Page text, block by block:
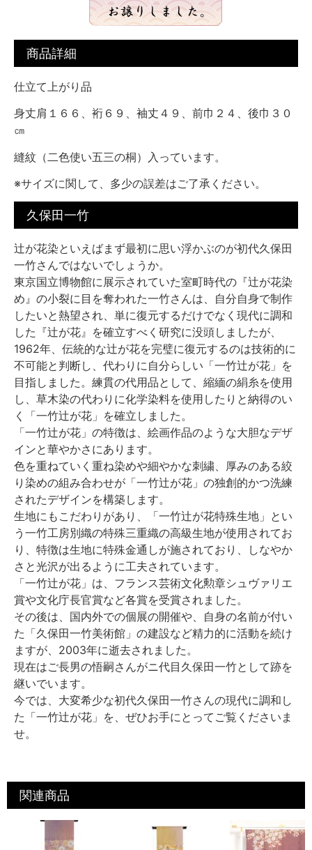
商品詳細
仕立て上がり品
身丈肩１６６、裄６９、袖丈４９、前巾２４、後巾３０
㎝
縫紋（二色使い五三の桐）入っています。
※サイズに関して、多少の誤差はご了承ください。
久保田一竹
辻が花染といえばまず最初に思い浮かぶのが初代久保田
一竹さんではないでしょうか。
東京国立博物館に展示されていた室町時代の『辻が花染
め』の小裂に目を奪われた一竹さんは、自分自身で制作
したいと熱望され、単に復元するだけでなく現代に調和
した『辻が花』を確立すべく研究に没頭しましたが、
1962年、伝統的な辻が花を完璧に復元するのは技術的に
不可能と判断し、代わりに自分らしい「一竹辻が花」を
目指しました。練貫の代用品として、縮緬の絹糸を使用
し、草木染の代わりに化学染料を使用したりと納得のい
く「一竹辻が花」を確立しました。
「一竹辻が花」の特徴は、絵画作品のような大胆なデザ
インと華やかさにあります。
色を重ねていく重ね染めや細やかな刺繍、厚みのある絞
り染めの組み合わせが「一竹辻が花」の独創的かつ洗練
されたデザインを構築します。
生地にもこだわりがあり、「一竹辻が花特殊生地」とい
う一竹工房別織の特殊三重織の高級生地が使用されてお
り、特徴は生地に特殊金通しが施されており、しなやか
さと光沢が出るように工夫されています。
「一竹辻が花」は、フランス芸術文化勲章シュヴァリエ
賞や文化庁長官賞など各賞を受賞されました。
その後は、国内外での個展の開催や、自身の名前が付い
た「久保田一竹美術館」の建設など精力的に活動を続け
ますが、2003年に逝去されました。
現在はご長男の悟嗣さんがニ代目久保田一竹として跡を
継いでいます。
今では、大変希少な初代久保田一竹さんの現代に調和し
た「一竹辻が花」を、ぜひお手にとってご覧くださいま
せ。
関連商品